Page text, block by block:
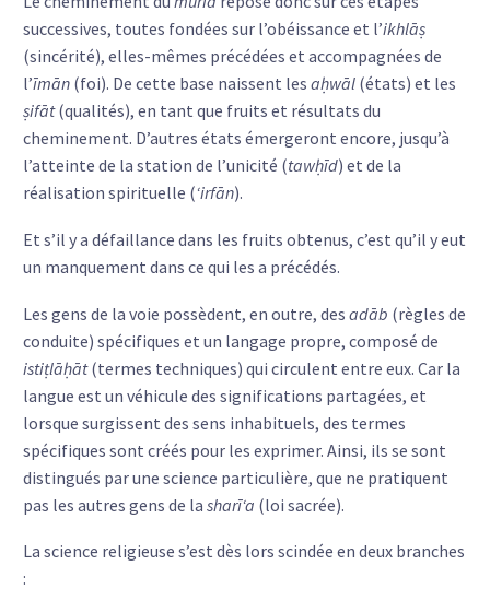
successives, toutes fondées sur l’obéissance et l’ikhlāṣ
(sincérité), elles-mêmes précédées et accompagnées de
l’īmān (foi). De cette base naissent les aḥwāl (états) et les
ṣifāt(qualités), en tant que fruits et résultats du
cheminement. D’autres états émergeront encore, jusqu’à
l’atteinte de la station de l’unicité (tawḥīd) et de la
réalisation spirituelle (‘irfān).
Et s’il y a défaillance dans les fruits obtenus, c’est qu’il y eut
un manquement dans ce qui les a précédés.
Les gens de la voie possèdent, en outre, des adāb (règles de
conduite) spécifiques et un langage propre, composé de
istiṭlāḥāt(termes techniques) qui circulent entre eux. Car la
langue est un véhicule des significations partagées, et
lorsque surgissent des sens inhabituels, des termes
spécifiques sont créés pour les exprimer. Ainsi, ils se sont
distingués par une science particulière, que ne pratiquent
pas les autres gens de la sharī‘a (loi sacrée).
La science religieuse s’est dès lors scindée en deux branches
: